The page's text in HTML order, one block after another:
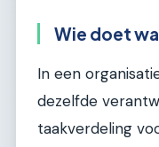
Wie doet
In een
dezelfde
taakverdeling